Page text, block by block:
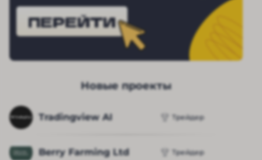
ПЕРЕЙТИ
Новые проекты
Tradingview AI Трейдер
Berry Farming Ltd Трейдер